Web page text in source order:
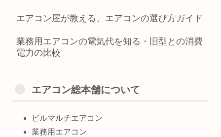
エアコン屋が教える、エアコンの選び方ガイド
業務用エアコンの電気代を知る・旧型との消費
電力の比較
エアコン総本舗について
ビルマルチエアコン
業務用エアコン